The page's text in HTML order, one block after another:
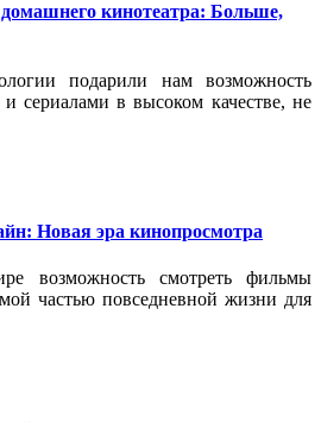
кинотеатра: Больше,
подарили нам возможность
сериалами в высоком качестве, не
Новая эра кинопросмотра
возможность смотреть фильмы
частью повседневной жизни для